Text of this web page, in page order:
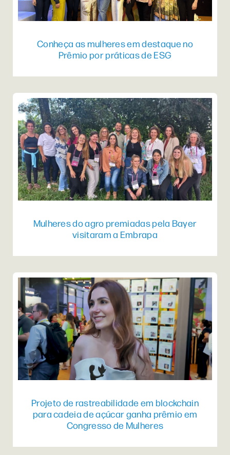
Conheça as mulheres em destaque no
Prêmio por práticas de ESG
Mulheres do agro premiadas pela Bayer
visitaram a Embrapa
Projeto de rastreabilidade em blockchain
para cadeia de açúcar ganha prêmio em
Congresso de Mulheres